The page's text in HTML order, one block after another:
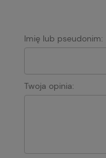
Imię lub pseudonim:
Twoja opinia: